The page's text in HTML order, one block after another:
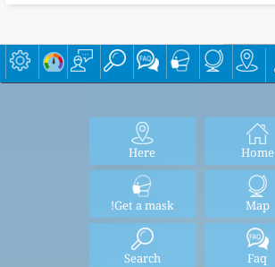
Home
Here
Map
Get a mask!
Faq
Search